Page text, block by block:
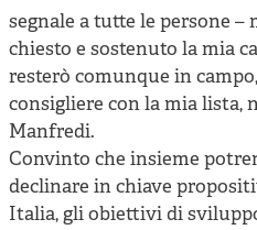
segnale a tutte le persone –
chiesto e sostenuto la mia
resterò comunque in
consigliere con la mia lista,
Manfredi.
Convinto che insieme
declinare in chiave
Italia, gli obiettivi di